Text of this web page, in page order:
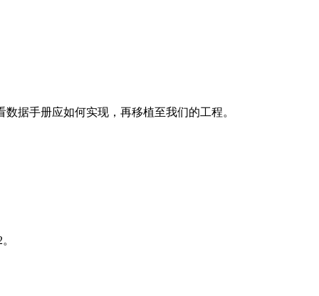
据手册应如何实现，再移植至我们的工程。